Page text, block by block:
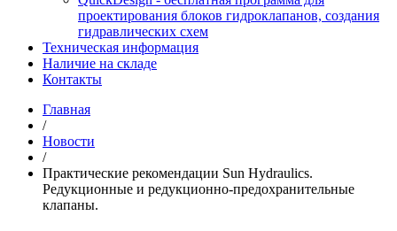
проектирования блоков гидроклапанов, создания
гидравлических схем
Техническая информация
Наличие на складе
Контакты
Главная
/
Новости
/
Практические рекомендации Sun Hydraulics.
Редукционные и редукционно-предохранительные
клапаны.